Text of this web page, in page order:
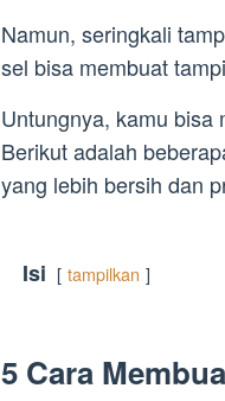
Namun, seringkali
sel bisa membuat
Untungnya, kamu bisa
Berikut adalah
yang lebih bersih dan
Isi tampilkan
5 Cara